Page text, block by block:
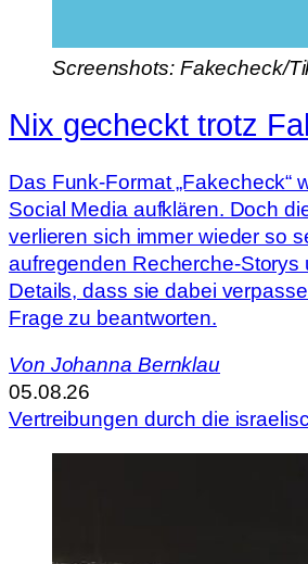
Screenshots: Fakecheck/
Nix gecheckt trotz
Das Funk-Format „Fakecheck“
Social Media aufklären. Doch
verlieren sich immer wieder so
aufregenden Recherche-Storys
Details, dass sie dabei
Frage zu beantworten.
Von Johanna Bernklau
05.08.26
Vertreibungen durch die